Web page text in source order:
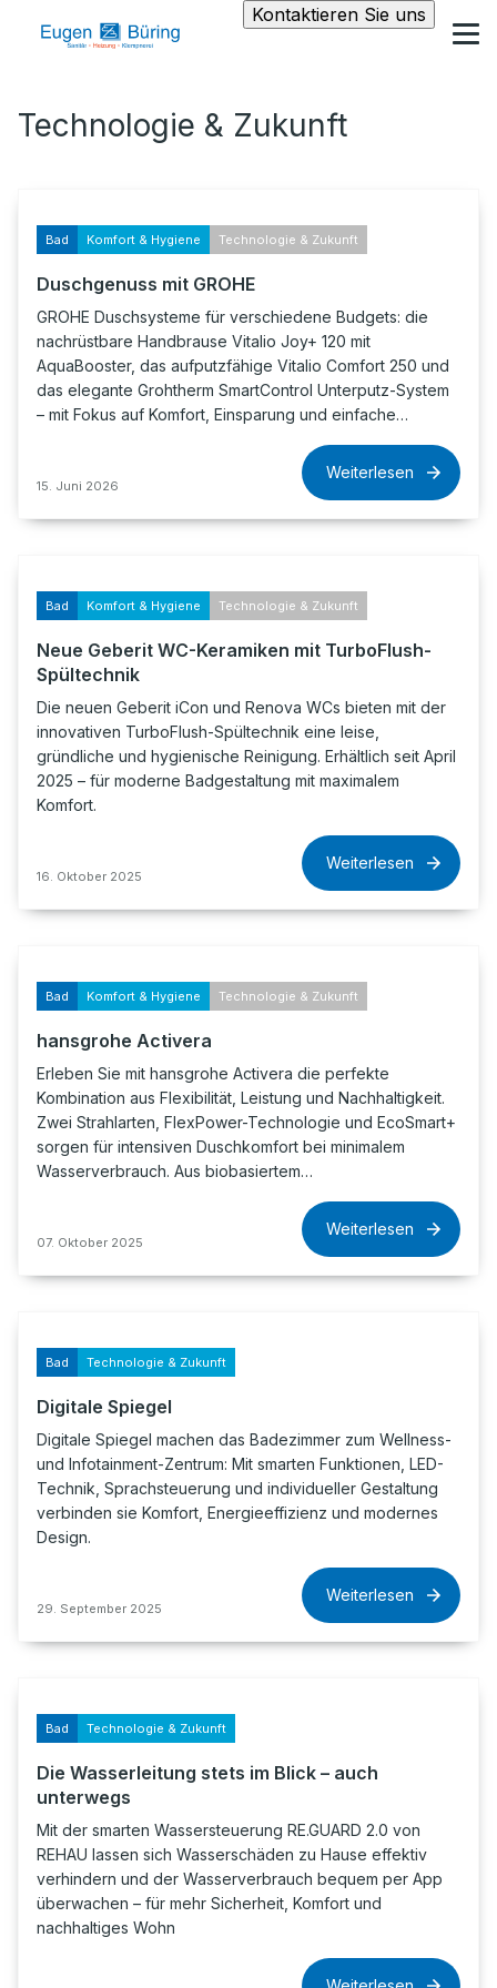
Kontaktieren Sie uns
Technologie & Zukunft
Bad Komfort & Hygiene Technologie & Zukunft
Duschgenuss mit GROHE
GROHE Duschsysteme für verschiedene Budgets: die
nachrüstbare Handbrause Vitalio Joy+ 120 mit
AquaBooster, das aufputzfähige Vitalio Comfort 250 und
das elegante Grohtherm SmartControl Unterputz-System
– mit Fokus auf Komfort, Einsparung und einfache…
15. Juni 2026
Weiterlesen
Bad Komfort & Hygiene Technologie & Zukunft
Neue Geberit WC-Keramiken mit TurboFlush-
Spültechnik
Die neuen Geberit iCon und Renova WCs bieten mit der
innovativen TurboFlush-Spültechnik eine leise,
gründliche und hygienische Reinigung. Erhältlich seit April
2025 – für moderne Badgestaltung mit maximalem
Komfort.
16. Oktober 2025
Weiterlesen
Bad Komfort & Hygiene Technologie & Zukunft
hansgrohe Activera
Erleben Sie mit hansgrohe Activera die perfekte
Kombination aus Flexibilität, Leistung und Nachhaltigkeit.
Zwei Strahlarten, FlexPower-Technologie und EcoSmart+
sorgen für intensiven Duschkomfort bei minimalem
Wasserverbrauch. Aus biobasiertem…
07. Oktober 2025
Weiterlesen
Bad Technologie & Zukunft
Digitale Spiegel
Digitale Spiegel machen das Badezimmer zum Wellness-
und Infotainment-Zentrum: Mit smarten Funktionen, LED-
Technik, Sprachsteuerung und individueller Gestaltung
verbinden sie Komfort, Energieeffizienz und modernes
Design.
29. September 2025
Weiterlesen
Bad Technologie & Zukunft
Die Wasserleitung stets im Blick – auch
unterwegs
Mit der smarten Wassersteuerung RE.GUARD 2.0 von
REHAU lassen sich Wasserschäden zu Hause effektiv
verhindern und der Wasserverbrauch bequem per App
überwachen – für mehr Sicherheit, Komfort und
nachhaltiges Wohn